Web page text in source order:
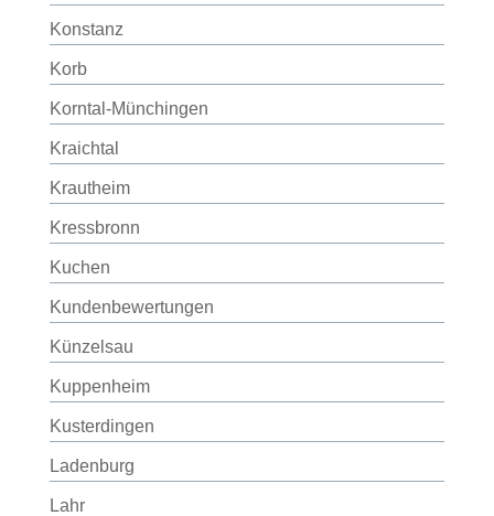
Konstanz
Korb
Korntal-Münchingen
Kraichtal
Krautheim
Kressbronn
Kuchen
Kundenbewertungen
Künzelsau
Kuppenheim
Kusterdingen
Ladenburg
Lahr